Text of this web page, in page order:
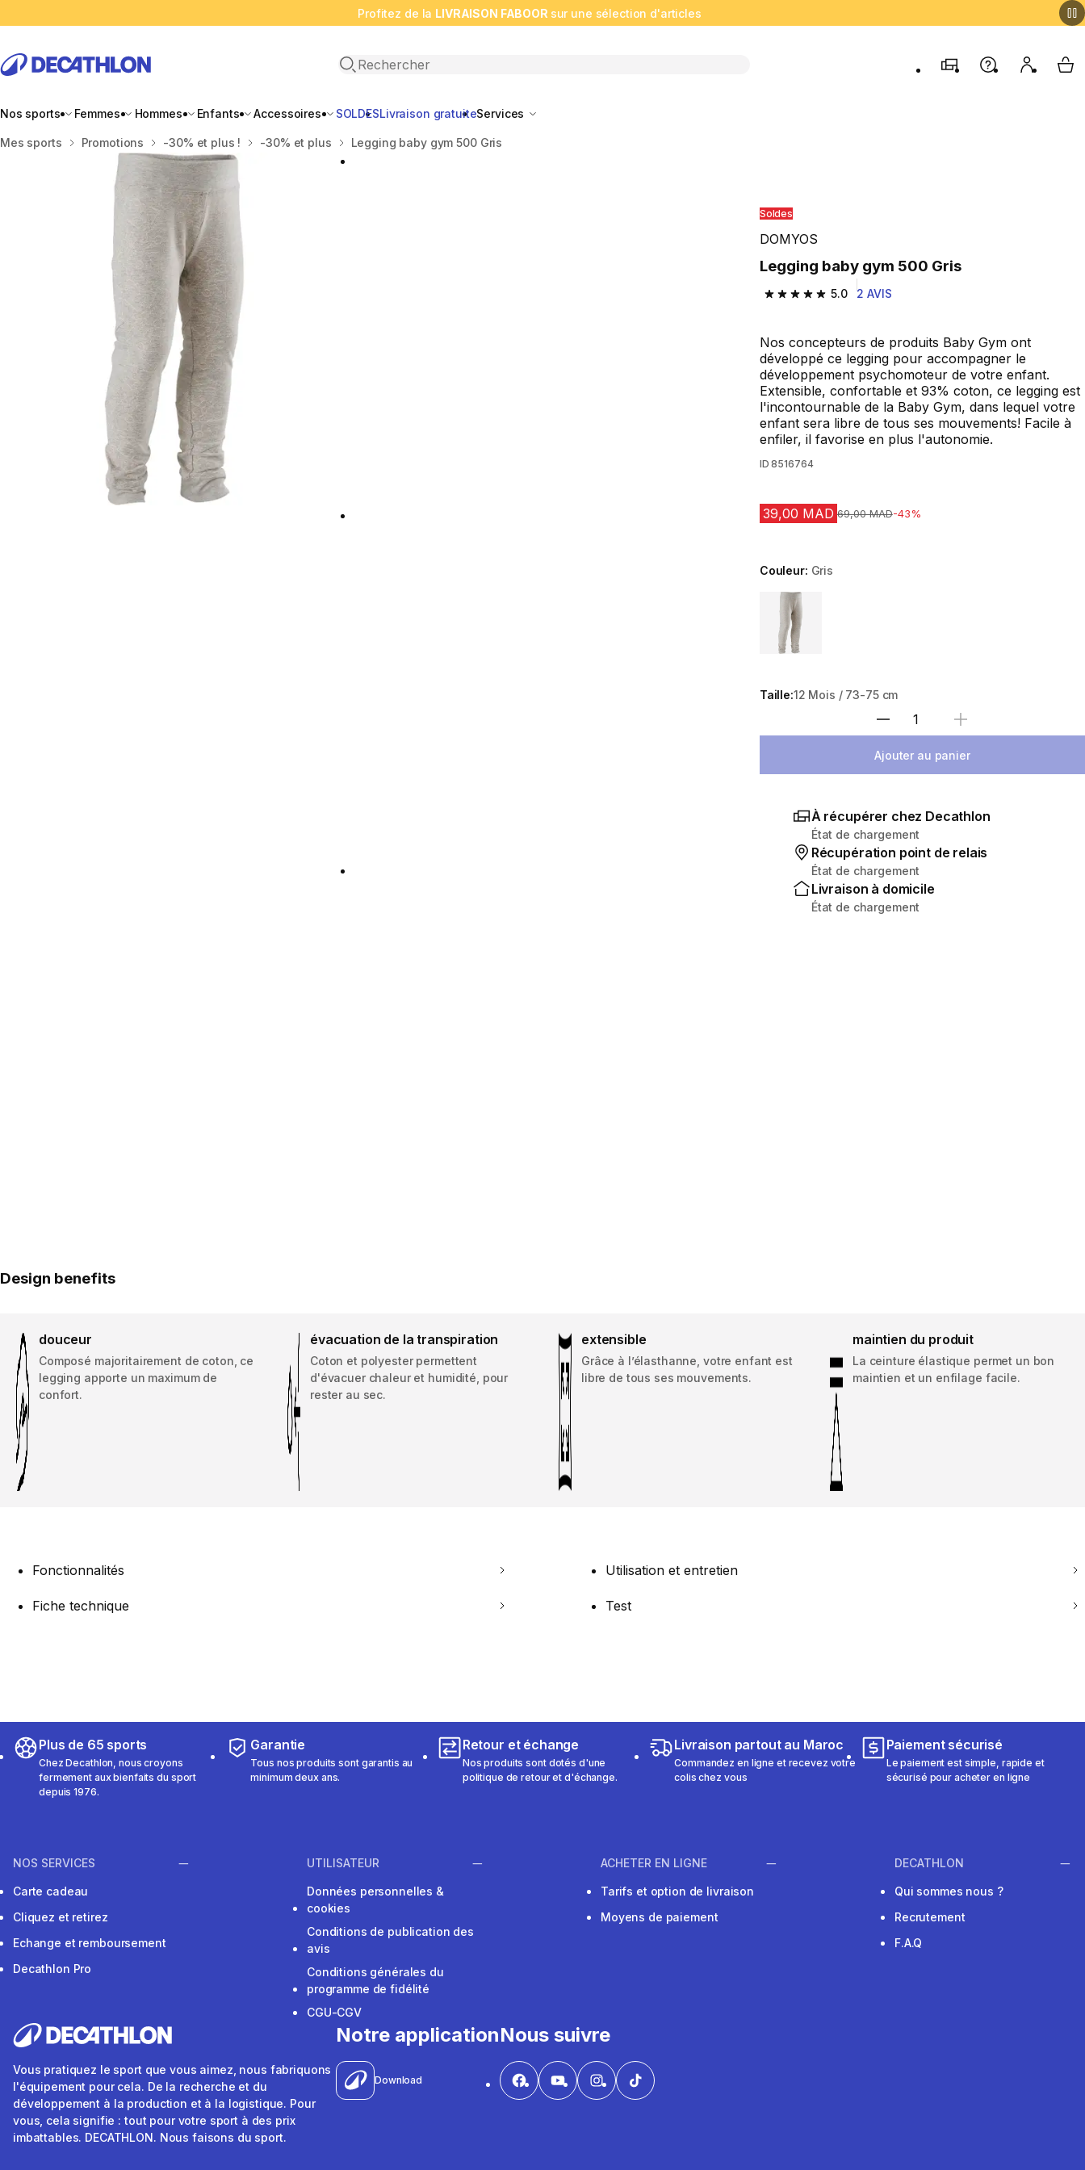
Profitez de la LIVRAISON FABOOR sur une sélection d'articles
Open search
MagasinsAide Mon My
Nos sports Femmes Hommes Enfants Accessoires SOLDESLivraison gratuiteServices
Accueil
Mes sports Promotions -30% et plus ! -30% et plus Legging baby gym 500 Gris
Soldes
DOMYOS
Legging baby gym 500 Gris
5.0
5.0 out of 5 stars from 2 reviews
2 AVIS
Nos concepteurs de produits Baby Gym ont
développé ce legging pour accompagner le
développement psychomoteur de votre enfant.
Extensible, confortable et 93% coton, ce legging est
l'incontournable de la Baby Gym, dans lequel votre
enfant sera libre de tous ses mouvements! Facile à
enfiler, il favorise en plus l'autonomie.
ID 8516764
39,00 MAD Prix avant la réduction
69,00 MAD-43%
Couleur: Gris
Choose a variant
Taille:12 Mois / 73-75 cm
Sélectionnez la quantité
Ajouter au panier
À récupérer chez Decathlon
État de chargement
Récupération point de relais
État de chargement
Livraison à domicile
État de chargement
Design benefits
douceur
Composé majoritairement de coton, ce
legging apporte un maximum de
confort.
évacuation de la transpiration
Coton et polyester permettent
d'évacuer chaleur et humidité, pour
rester au sec.
extensible
Grâce à l’élasthanne, votre enfant est
libre de tous ses mouvements.
maintien du produit
La ceinture élastique permet un bon
maintien et un enfilage facile.
Fonctionnalités Utilisation et entretien
Fiche technique Test
Plus de 65 sports
Chez Decathlon, nous croyons
fermement aux bienfaits du sport
depuis 1976.
Garantie
Tous nos produits sont garantis au
minimum deux ans.
Retour et échange
Nos produits sont dotés d'une
politique de retour et d'échange.
Livraison partout au Maroc
Commandez en ligne et recevez votre
colis chez vous
Paiement sécurisé
Le paiement est simple, rapide et
sécurisé pour acheter en ligne
NOS SERVICES
Carte cadeau
Cliquez et retirez
Echange et remboursement
Decathlon Pro
UTILISATEUR
Données personnelles &
cookies
Conditions de publication des
avis
Conditions générales du
programme de fidélité
CGU-CGV
ACHETER EN LIGNE
Tarifs et option de livraison
Moyens de paiement
DECATHLON
Qui sommes nous ?
Recrutement
F.A.Q
Vous pratiquez le sport que vous aimez, nous fabriquons
l'équipement pour cela. De la recherche et du
développement à la production et à la logistique. Pour
vous, cela signifie : tout pour votre sport à des prix
imbattables. DECATHLON. Nous faisons du sport.
Notre application
Download
Nous suivre